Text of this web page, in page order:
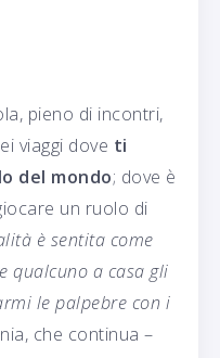
pieno di incontri,
viaggi dove ti
del mondo; dove è
un ruolo di
è sentita come
qualcuno a casa gli
le palpebre con i
che continua –